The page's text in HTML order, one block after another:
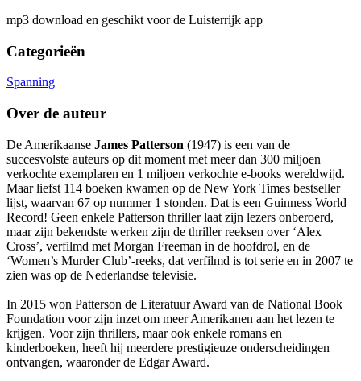
mp3 download en geschikt voor de Luisterrijk app
Categorieën
Spanning
Over de auteur
De Amerikaanse James Patterson (1947) is een van de
succesvolste auteurs op dit moment met meer dan 300 miljoen
verkochte exemplaren en 1 miljoen verkochte e-books wereldwijd.
Maar liefst 114 boeken kwamen op de New York Times bestseller
lijst, waarvan 67 op nummer 1 stonden. Dat is een Guinness World
Record! Geen enkele Patterson thriller laat zijn lezers onberoerd,
maar zijn bekendste werken zijn de thriller reeksen over ‘Alex
Cross’, verfilmd met Morgan Freeman in de hoofdrol, en de
‘Women’s Murder Club’-reeks, dat verfilmd is tot serie en in 2007 te
zien was op de Nederlandse televisie.
In 2015 won Patterson de Literatuur Award van de National Book
Foundation voor zijn inzet om meer Amerikanen aan het lezen te
krijgen. Voor zijn thrillers, maar ook enkele romans en
kinderboeken, heeft hij meerdere prestigieuze onderscheidingen
ontvangen, waaronder de Edgar Award.